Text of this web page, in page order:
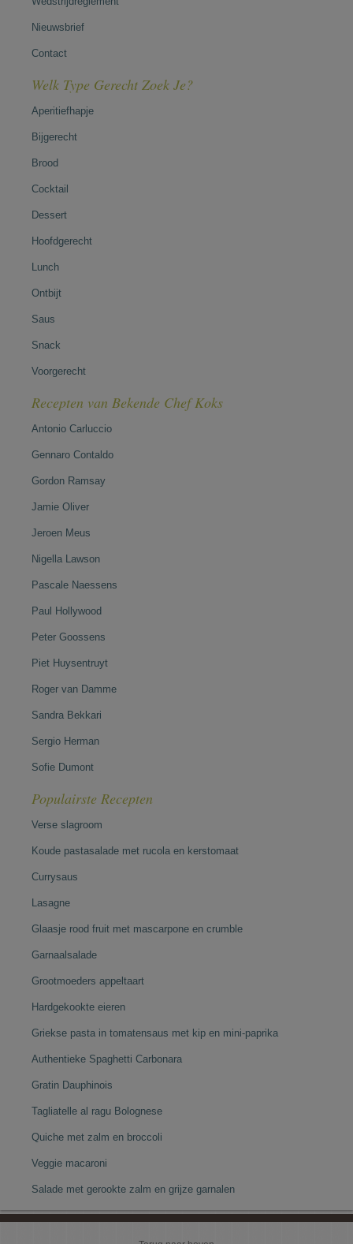
Nieuwsbrief
Contact
Welk Type Gerecht Zoek Je?
Aperitiefhapje
Bijgerecht
Brood
Cocktail
Dessert
Hoofdgerecht
Lunch
Ontbijt
Saus
Snack
Voorgerecht
Recepten van Bekende Chef Koks
Antonio Carluccio
Gennaro Contaldo
Gordon Ramsay
Jamie Oliver
Jeroen Meus
Nigella Lawson
Pascale Naessens
Paul Hollywood
Peter Goossens
Piet Huysentruyt
Roger van Damme
Sandra Bekkari
Sergio Herman
Sofie Dumont
Populairste Recepten
Verse slagroom
Koude pastasalade met rucola en kerstomaat
Currysaus
Lasagne
Glaasje rood fruit met mascarpone en crumble
Garnaalsalade
Grootmoeders appeltaart
Hardgekookte eieren
Griekse pasta in tomatensaus met kip en mini-paprika
Authentieke Spaghetti Carbonara
Gratin Dauphinois
Tagliatelle al ragu Bolognese
Quiche met zalm en broccoli
Veggie macaroni
Salade met gerookte zalm en grijze garnalen